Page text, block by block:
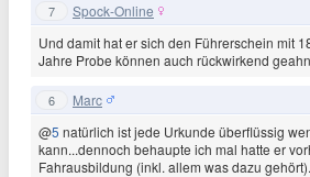
7 Spock-Online
Und damit hat er sich den Führerschein mit
Jahre Probe können auch rückwirkend
6 Marc
@5 natürlich ist jede Urkunde überflüssig
kann...dennoch behaupte ich mal hatte er
Fahrausbildung (inkl. allem was dazu gehört).